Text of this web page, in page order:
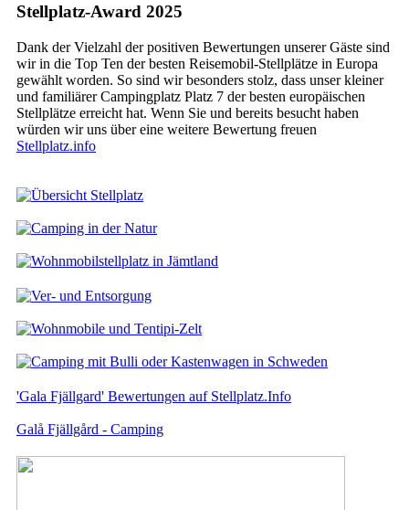
Stellplatz-Award 2025
Dank der Vielzahl der positiven Bewertungen unserer Gäste sind
wir in die Top Ten der besten Reisemobil-Stellplätze in Europa
gewählt worden. So sind wir besonders stolz, dass unser kleiner
und familiärer Campingplatz Platz 7 der besten europäischen
Stellplätze erreicht hat. Wenn Sie und bereits besucht haben
würden wir uns über eine weitere Bewertung freuen
Stellplatz.info
'Gala Fjällgard' Bewertungen auf Stellplatz.Info
Galå Fjällgård - Camping